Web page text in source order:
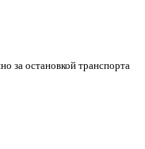
за остановкой транспорта